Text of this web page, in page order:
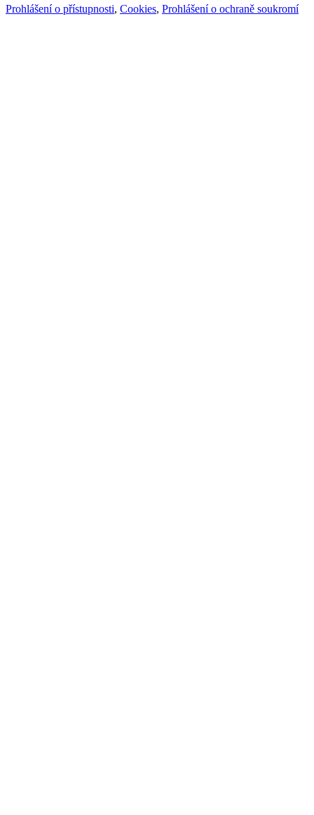
Prohlášení o přístupnosti, Cookies, Prohlášení o ochraně soukromí